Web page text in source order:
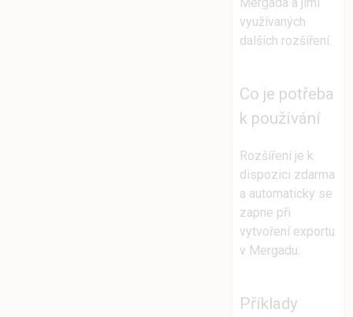
využívaných
dalších rozšíření.
Co je potřeba
k používání
Rozšíření je k
dispozici zdarma
a automaticky se
zapne při
vytvoření exportu
v Mergadu.
Příklady